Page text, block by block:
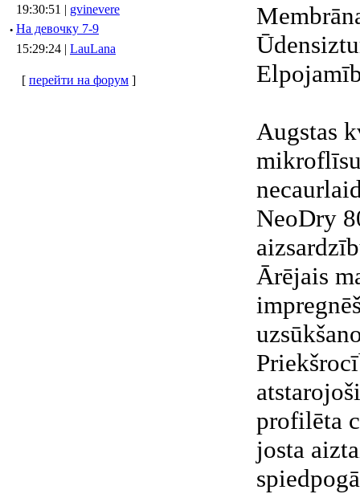
19:30:51 | gvinevere
· Hа девочку 7-9
15:29:24 | LauLana
[ перейти на форум ]
Augstas
NeoDry
Ārējais
profilēta
josta